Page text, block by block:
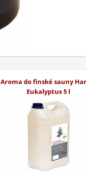
Aroma do finské sauny
Eukalyptus 5 l